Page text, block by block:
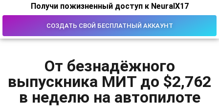
Получи пожизненный доступ к NeuralX17
СОЗДАТЬ СВОЙ БЕСПЛАТНЫЙ АККАУНТ
От безнадёжного
выпускника МИТ до $2,762
в неделю на автопилоте